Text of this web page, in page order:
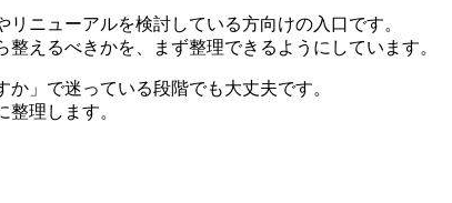
ニューアルを検討している方向けの入口です。
えるべきかを、まず整理できるようにしています。
」で迷っている段階でも大丈夫です。
理します。